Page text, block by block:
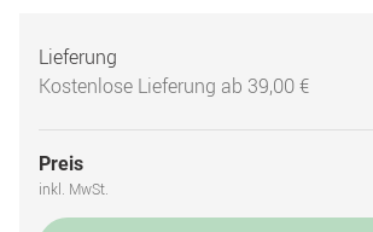
Lieferung
Kostenlose Lieferung ab 39,00 €
Preis
inkl. MwSt.